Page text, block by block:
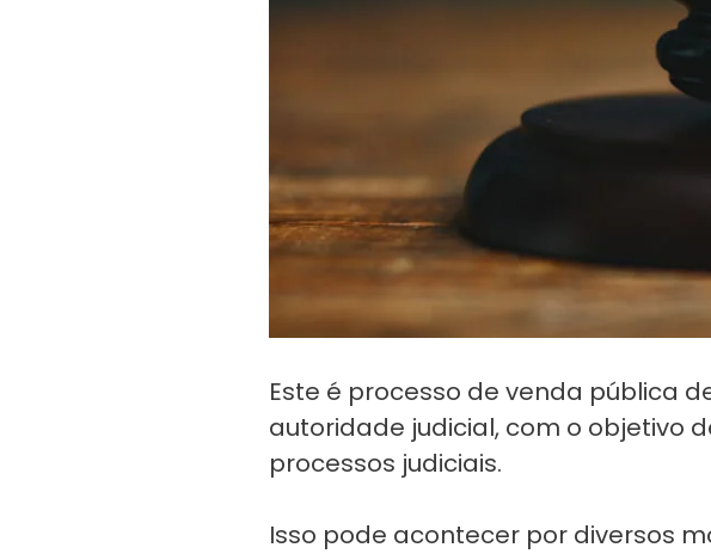
Este é processo de venda pública
autoridade judicial, com o objetivo
processos judiciais.
Isso pode acontecer por diversos